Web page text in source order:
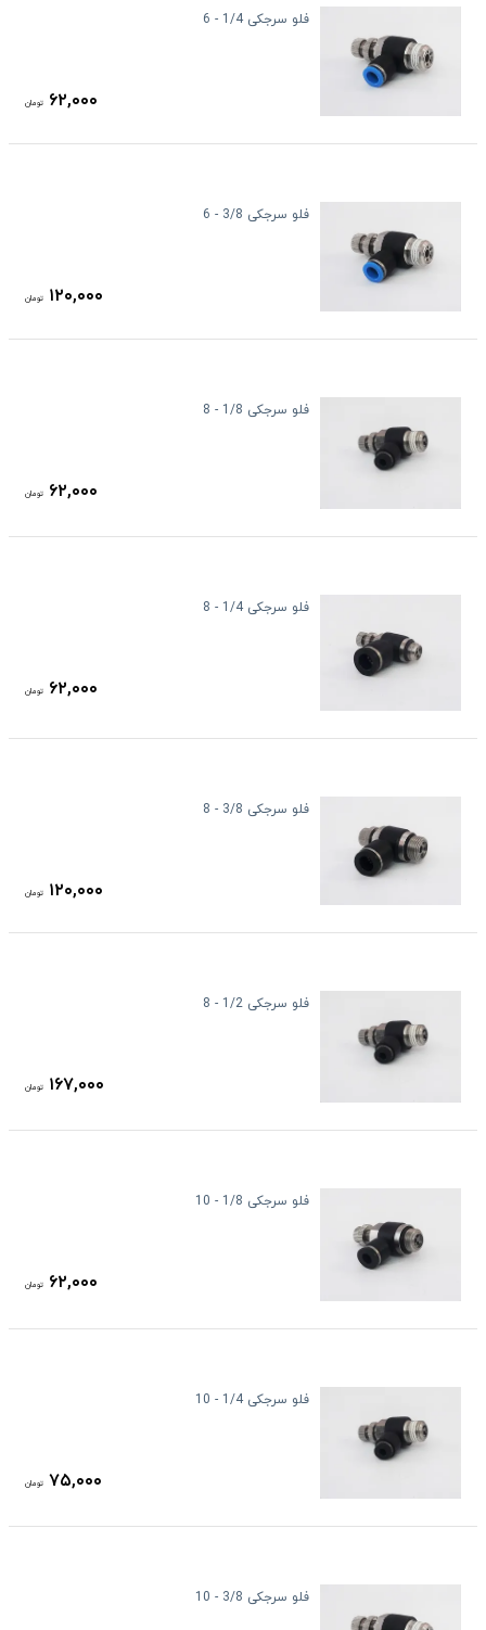
فلو سرجکی 1/4 - 6
۶۲,۰۰۰ تومان
فلو سرجکی 3/8 - 6
۱۲۰,۰۰۰ تومان
فلو سرجکی 1/8 - 8
۶۲,۰۰۰ تومان
فلو سرجکی 1/4 - 8
۶۲,۰۰۰ تومان
فلو سرجکی 3/8 - 8
۱۲۰,۰۰۰ تومان
فلو سرجکی 1/2 - 8
۱۶۷,۰۰۰ تومان
فلو سرجکی 1/8 - 10
۶۲,۰۰۰ تومان
فلو سرجکی 1/4 - 10
۷۵,۰۰۰ تومان
فلو سرجکی 3/8 - 10